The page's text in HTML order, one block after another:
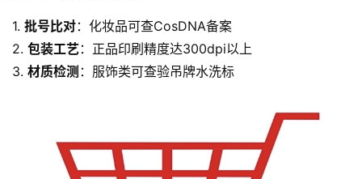
1. 批号比对：化妆品可查CosDNA备案
2. 包装工艺：正品印刷精度达300dpi以上
3. 材质检测 ：服饰类可查验吊牌水洗标